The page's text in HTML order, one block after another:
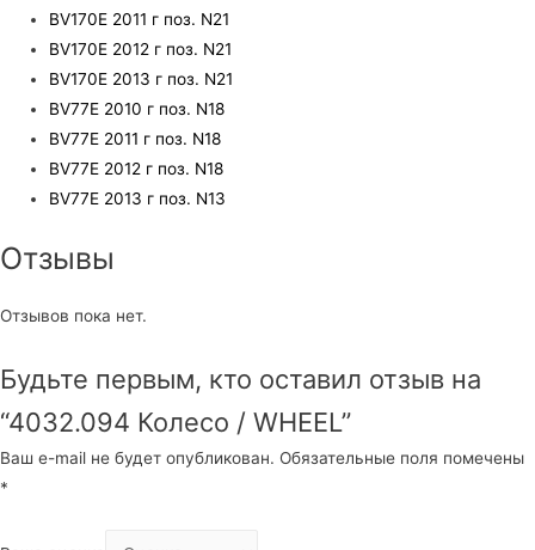
BV170E 2011 г поз. N21
BV170E 2012 г поз. N21
BV170E 2013 г поз. N21
BV77E 2010 г поз. N18
BV77E 2011 г поз. N18
BV77E 2012 г поз. N18
BV77E 2013 г поз. N13
Отзывы
Отзывов пока нет.
Будьте первым, кто оставил отзыв на
“4032.094 Колесо / WHEEL”
Ваш e-mail не будет опубликован. Обязательные поля помечены
*